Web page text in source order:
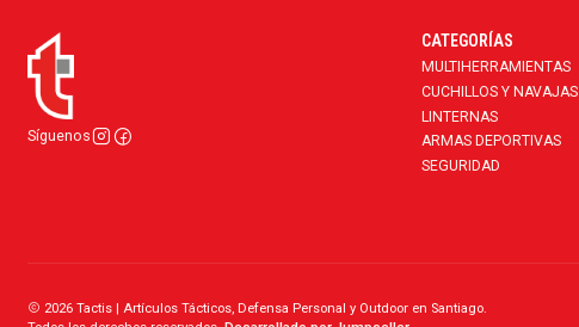
Síguenos
CATEGORÍAS
MULTIHERRAMIENTAS
CUCHILLOS Y NAVAJAS
LINTERNAS
ARMAS DEPORTIVAS
SEGURIDAD
2026 Tactis | Artículos Tácticos, Defensa Personal y Outdoor en Santiago.